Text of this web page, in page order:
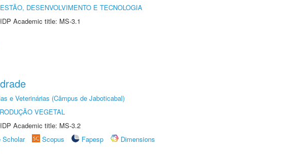
DESENVOLVIMENTO E TECNOLOGIA
Academic title: MS-3.1
e Veterinárias (Câmpus de Jaboticabal)
VEGETAL
Academic title: MS-3.2
Scholar Scopus Fapesp
Dimensions